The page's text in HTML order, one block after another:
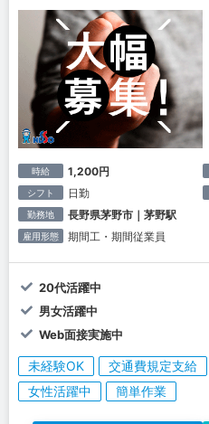
時給 1,200円
シフト 日勤
勤務地 長野県茅野市｜茅野駅
雇用形態 期間工・期間従業員
20代活躍中
男女活躍中
Web面接実施中
未経験OK 交通費規定支給
女性活躍中
簡単作業